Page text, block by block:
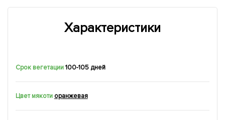
Характеристики
Срок вегетации 100-105 дней
Цвет мякоти оранжевая